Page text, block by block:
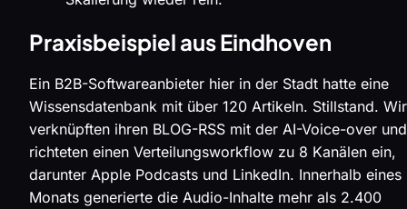
Praxisbeispiel aus Eindhoven
Ein B2B-Softwareanbieter hier in der Stadt hatte eine
Wissensdatenbank mit über 120 Artikeln. Stillstand. Wir
verknüpften ihren BLOG-RSS mit der AI-Voice-over und
richteten einen Verteilungsworkflow zu 8 Kanälen ein,
darunter Apple Podcasts und LinkedIn. Innerhalb eines
Monats generierte die Audio-Inhalte mehr als 2.400